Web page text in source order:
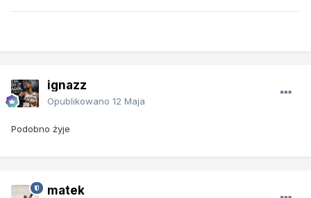
ignazz
Opublikowano 12 Maja
Podobno żyje
matek